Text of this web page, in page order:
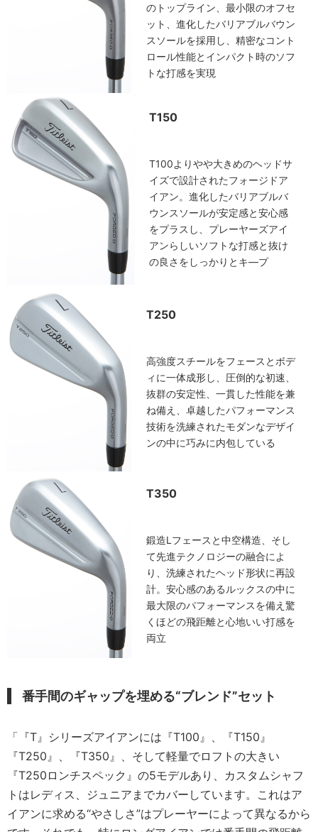
のトップライン、最小限のオフセ
ット、進化したバリアブルバウン
スソールを採用し、精密なコント
ロール性能とインパクト時のソフ
トな打感を実現
T150
T100よりやや大きめのヘッドサ
イズで設計されたフォージドア
イアン。進化したバリアブルバ
ウンスソールが安定感と安心感
をプラスし、プレーヤーズアイ
アンらしいソフトな打感と抜け
の良さをしっかりとキ―プ
T250
高強度スチールをフェースとボデ
ィに一体成形し、圧倒的な初速、
抜群の安定性、一貫した性能を兼
ね備え、卓越したパフォーマンス
技術を洗練されたモダンなデザイ
ンの中に巧みに内包している
T350
鍛造Lフェースと中空構造、そし
て先進テクノロジーの融合によ
り、洗練されたヘッド形状に再設
計。安心感のあるルックスの中に
最大限のパフォーマンスを備え驚
くほどの飛距離と心地いい打感を
両立
番手間のギャップを埋める“ブレンド”セット
「『T』シリーズアイアンには『T100』、『T150』
『T250』、『T350』、そして軽量でロフトの大きい
『T250ロンチスペック』の5モデルあり、カスタムシャフ
トはレディス、ジュニアまでカバーしています。これはア
イアンに求める“やさしさ”はプレーヤーによって異なるから